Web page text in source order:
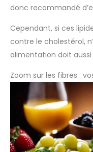
donc recommandé
Cependant, si ces
contre le cholestérol,
alimentation doit
Zoom sur les fibres :